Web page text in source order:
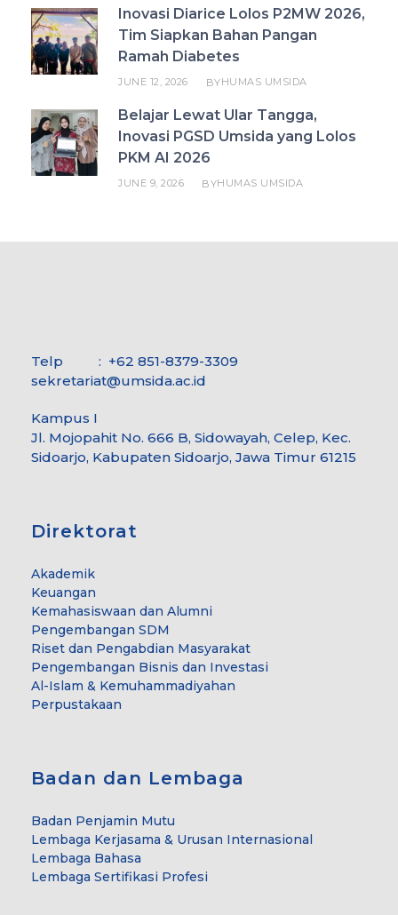
Inovasi Diarice Lolos P2MW 2026,
Tim Siapkan Bahan Pangan
Ramah Diabetes
JUNE 12, 2026 BYHUMAS UMSIDA
Belajar Lewat Ular Tangga,
Inovasi PGSD Umsida yang Lolos
PKM AI 2026
JUNE 9, 2026 BYHUMAS UMSIDA
Telp : +62 851-8379-3309
sekretariat@umsida.ac.id
Kampus I
Jl. Mojopahit No. 666 B, Sidowayah, Celep, Kec.
Sidoarjo, Kabupaten Sidoarjo, Jawa Timur 61215
Direktorat
Akademik
Keuangan
Kemahasiswaan dan Alumni
Pengembangan SDM
Riset dan Pengabdian Masyarakat
Pengembangan Bisnis dan Investasi
Al-Islam & Kemuhammadiyahan
Perpustakaan
Badan dan Lembaga
Badan Penjamin Mutu
Lembaga Kerjasama & Urusan Internasional
Lembaga Bahasa
Lembaga Sertifikasi Profesi